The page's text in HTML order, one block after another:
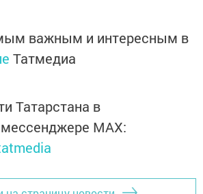
важным и интересным в
Татмедиа
Татарстана в
MАХ: